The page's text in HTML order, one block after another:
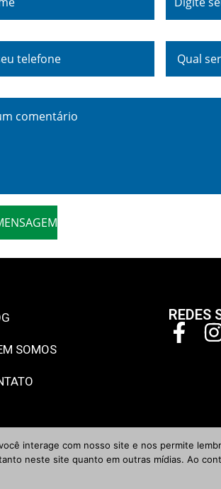
SOMOS
REDES
interage com nosso site e nos permite
neste site quanto em outras mídias. Ao